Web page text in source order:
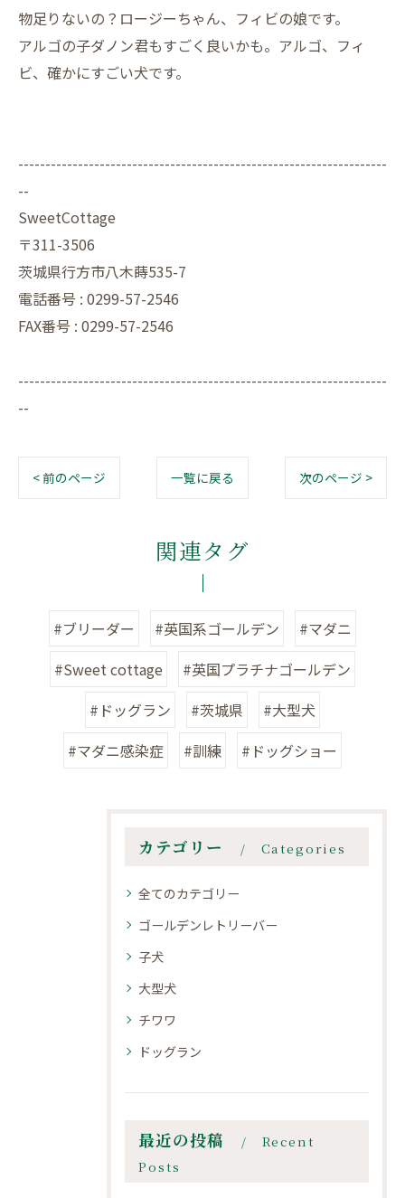
物足りないの？ロージーちゃん、フィビの娘です。
アルゴの子ダノン君もすごく良いかも。アルゴ、フィ
ビ、確かにすごい犬です。
--------------------------------------------------------------------
--
SweetCottage
〒311-3506
茨城県行方市八木蒔535-7
電話番号 : 0299-57-2546
FAX番号 : 0299-57-2546
--------------------------------------------------------------------
--
< 前のページ 一覧に戻る 次のページ >
関連タグ
#ブリーダー #英国系ゴールデン
#マダニ
#Sweet cottage
#英国プラチナゴールデン
#ドッグラン
#茨城県
#大型犬
#マダニ感染症
#訓練 #ドッグショー
カテゴリー Categories
全てのカテゴリー
ゴールデンレトリーバー
子犬
大型犬
チワワ
ドッグラン
最近の投稿
Recent
Posts